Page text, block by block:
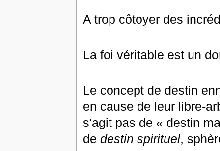
A trop côtoyer des
La foi véritable est un
Le concept de destin
en cause de leur libre-
s'agit pas de « destin
de destin spirituel,